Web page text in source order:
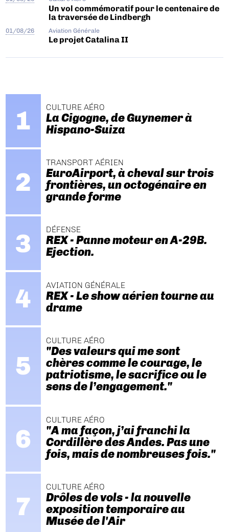
Un vol commémoratif pour le centenaire de
la traversée de Lindbergh
01/08/26 Aviation Générale
Le projet Catalina II
CULTURE AÉRO
La Cigogne, de Guynemer à
Hispano-Suiza
TRANSPORT AÉRIEN
EuroAirport, à cheval sur trois
frontières, un octogénaire en
grande forme
DÉFENSE
REX - Panne moteur en A-29B.
Ejection.
AVIATION GÉNÉRALE
REX - Le show aérien tourne au
drame
CULTURE AÉRO
"Des valeurs qui me sont
chères comme le courage, le
patriotisme, le sacrifice ou le
sens de l’engagement."
CULTURE AÉRO
"A ma façon, j’ai franchi la
Cordillère des Andes. Pas une
fois, mais de nombreuses fois."
CULTURE AÉRO
Drôles de vols - la nouvelle
exposition temporaire au
Musée de l'Air